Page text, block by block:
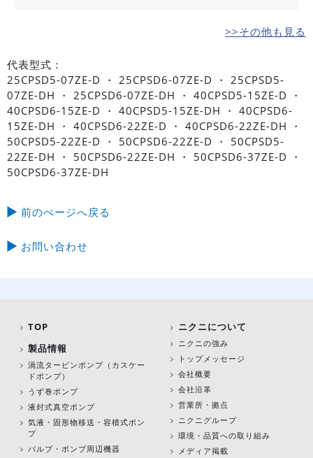
>>その他も見る
代表型式：
25CPSD5-07ZE-D ・ 25CPSD6-07ZE-D ・ 25CPSD5-
07ZE-DH ・ 25CPSD6-07ZE-DH ・ 40CPSD5-15ZE-D ・
40CPSD6-15ZE-D ・ 40CPSD5-15ZE-DH ・ 40CPSD6-
15ZE-DH ・ 40CPSD6-22ZE-D ・ 40CPSD6-22ZE-DH ・
50CPSD5-22ZE-D ・ 50CPSD6-22ZE-D ・ 50CPSD5-
22ZE-DH ・ 50CPSD6-22ZE-DH ・ 50CPSD6-37ZE-D ・
50CPSD6-37ZE-DH
前のぺージへ戻る
お問い合わせ
TOP
製品情報
渦流タービンポンプ （カスケー
ドポンプ）
うず巻ポンプ
液封式真空ポンプ
気液・固形物移送・容積式ポン
プ
バルブ・ポンプ周辺機器
ニクニについて
ニクニの強み
トップメッセージ
会社概要
会社沿革
営業所・拠点
ニクニグループ
環境・品質への取り組み
メディア掲載